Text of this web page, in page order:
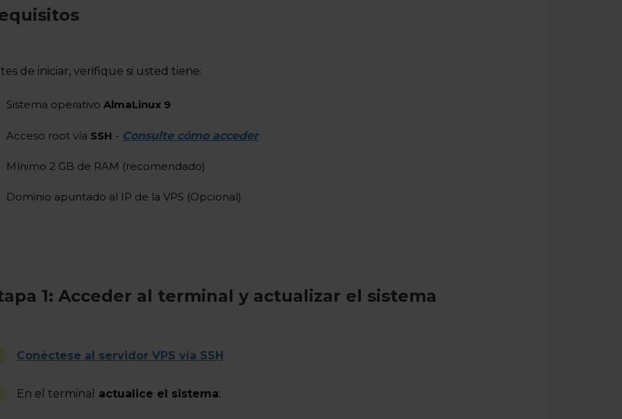
de iniciar, verifique si usted tiene:
Sistema operativo AlmaLinux 9
Acceso root vía SSH - Consulte cómo acceder
Mínimo 2 GB de RAM (recomendado)
Dominio apuntado al IP de la VPS (Opcional)
1: Acceder al terminal y actualizar el sistema
Conéctese al servidor VPS vía SSH
En el terminal actualice el sistema: